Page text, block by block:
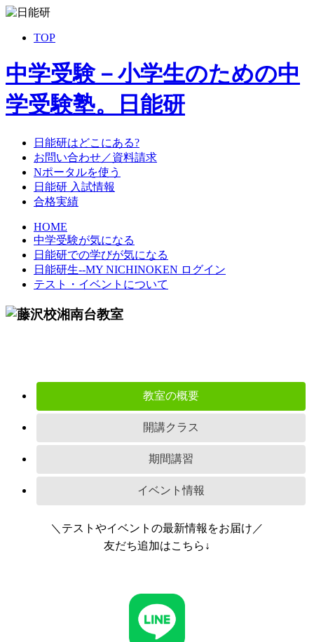
TOP
中学受験－小学生のための中
学受験塾。日能研
日能研はどこにある?
お問い合わせ／資料請求
Nポータルを使う
日能研 入試情報
合格実績
HOME
中学受験が気になる
日能研での学びが気になる
日能研生--MY NICHINOKEN ログイン
テスト・イベントについて
教室の概要
開講クラス
期間講習
イベント情報
＼テストやイベントの最新情報をお届け／
友だち追加はこちら↓